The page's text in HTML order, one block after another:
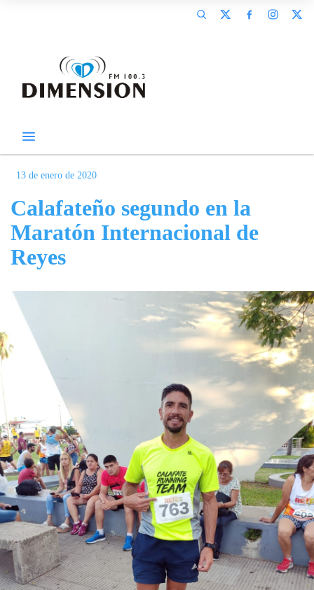
13 de enero de 2020
Calafateño segundo en la
Maratón Internacional de
Reyes